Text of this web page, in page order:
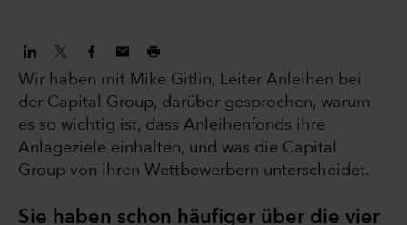
Wir haben mit Mike Gitlin, Leiter Anleihen bei
der Capital Group, darüber gesprochen, warum
es so wichtig ist, dass Anleihenfonds ihre
Anlageziele einhalten, und was die Capital
Group von ihren Wettbewerbern unterscheidet.
Sie haben schon häufiger über die vier